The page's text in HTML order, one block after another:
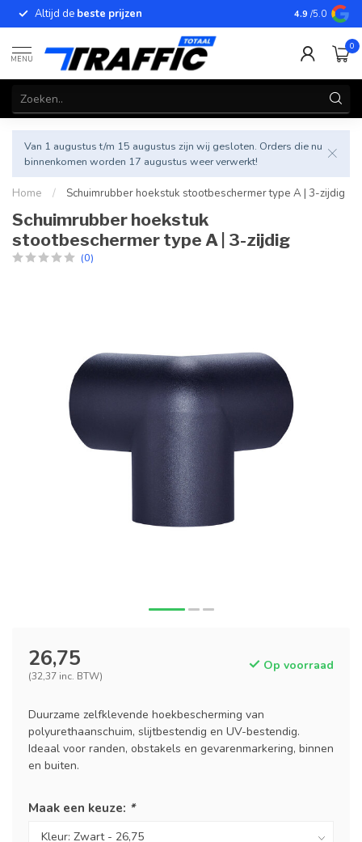
Altijd de beste prijzen Betrouwbare
4.9 /5.0
MENU
0
Van 1 augustus t/m 15 augustus zijn wij gesloten. Orders die nu
binnenkomen worden 17 augustus weer verwerkt!
Home / Schuimrubber hoekstuk stootbeschermer type A | 3-zijdig
Schuimrubber hoekstuk
stootbeschermer type A | 3-zijdig
(0)
26,75
(32,37 inc. BTW)
Op voorraad
Duurzame zelfklevende hoekbescherming van
polyurethaanschuim, slijtbestendig en UV-bestendig.
Ideaal voor randen, obstakels en gevarenmarkering, binnen
en buiten.
Maak een keuze: *